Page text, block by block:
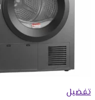
تفضيل